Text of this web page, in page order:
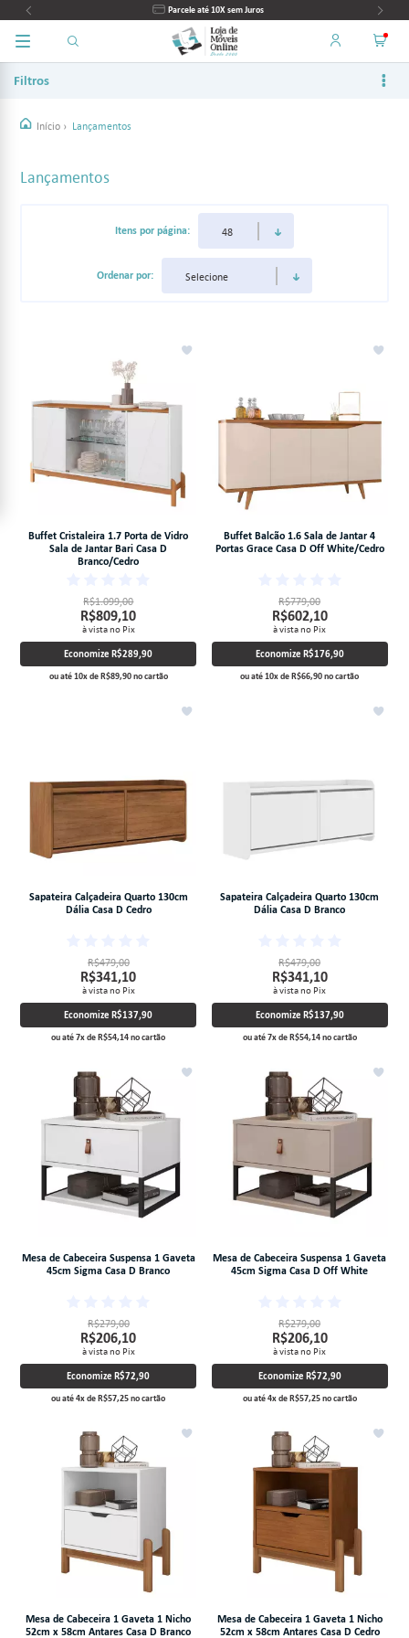
Parcele até 10X sem Juros
Início › Lançamentos
Filtros
Lançamentos
Itens por página:
Ordenar por:
Buffet Cristaleira 1.7 Porta de Vidro
Sala de Jantar Bari Casa D
Branco/Cedro
R$1.099,00
R$809,10
à vista no Pix
EconomizeR$289,90
ou até10xdeR$89,90no cartão
Buffet Balcão 1.6 Sala de Jantar 4
Portas Grace Casa D Off White/Cedro
R$779,00
R$602,10
à vista no Pix
Economize R$176,90
ou até10xdeR$66,90no cartão
Sapateira Calçadeira Quarto 130cm
Dália Casa D Cedro
R$479,00
R$341,10
à vista no Pix
EconomizeR$137,90
ou até7xdeR$54,14no cartão
Sapateira Calçadeira Quarto 130cm
Dália Casa D Branco
R$479,00
R$341,10
à vista no Pix
Economize R$137,90
ou até7xdeR$54,14no cartão
Mesa de Cabeceira Suspensa 1 Gaveta
45cm Sigma Casa D Branco
R$279,00
R$206,10
à vista no Pix
EconomizeR$72,90
ou até4xdeR$57,25no cartão
Mesa de Cabeceira Suspensa 1 Gaveta
45cm Sigma Casa D Off White
R$279,00
R$206,10
à vista no Pix
Economize R$72,90
ou até4xdeR$57,25no cartão
Mesa de Cabeceira 1 Gaveta 1 Nicho
52cm x 58cm Antares Casa D Branco
Mesa de Cabeceira 1 Gaveta 1 Nicho
52cm x 58cm Antares Casa D Cedro